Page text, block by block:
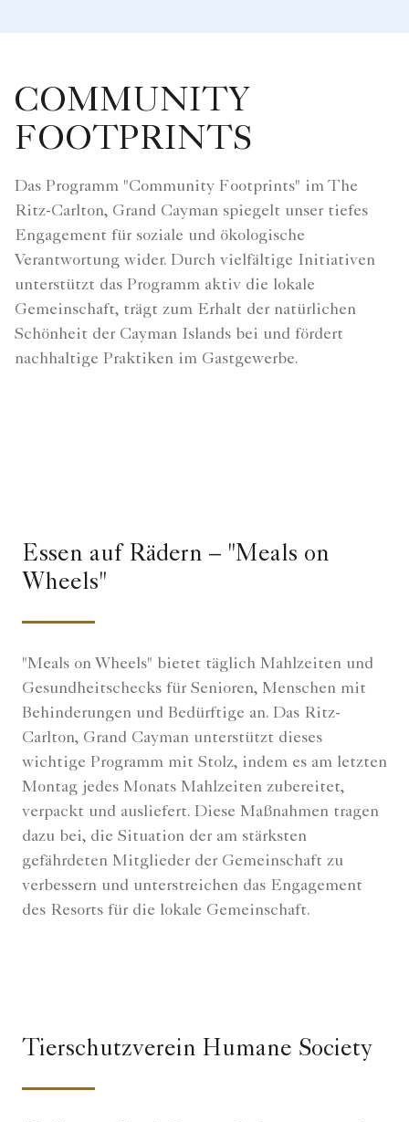
COMMUNITY
FOOTPRINTS
Das Programm "Community Footprints" im The
Ritz-Carlton, Grand Cayman spiegelt unser tiefes
Engagement für soziale und ökologische
Verantwortung wider. Durch vielfältige Initiativen
unterstützt das Programm aktiv die lokale
Gemeinschaft, trägt zum Erhalt der natürlichen
Schönheit der Cayman Islands bei und fördert
nachhaltige Praktiken im Gastgewerbe.
Essen auf Rädern – "Meals on
Wheels"
"Meals on Wheels" bietet täglich Mahlzeiten und
Gesundheitschecks für Senioren, Menschen mit
Behinderungen und Bedürftige an. Das Ritz-
Carlton, Grand Cayman unterstützt dieses
wichtige Programm mit Stolz, indem es am letzten
Montag jedes Monats Mahlzeiten zubereitet,
verpackt und ausliefert. Diese Maßnahmen tragen
dazu bei, die Situation der am stärksten
gefährdeten Mitglieder der Gemeinschaft zu
verbessern und unterstreichen das Engagement
des Resorts für die lokale Gemeinschaft.
Tierschutzverein Humane Society